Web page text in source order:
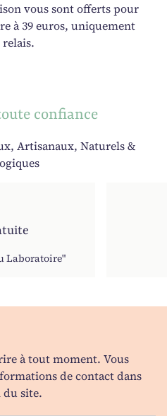
vous sont offerts pour
à 39 euros, uniquement
confiance
Artisanaux, Naturels &
Laboratoire"
à tout moment. Vous
de contact dans
site.